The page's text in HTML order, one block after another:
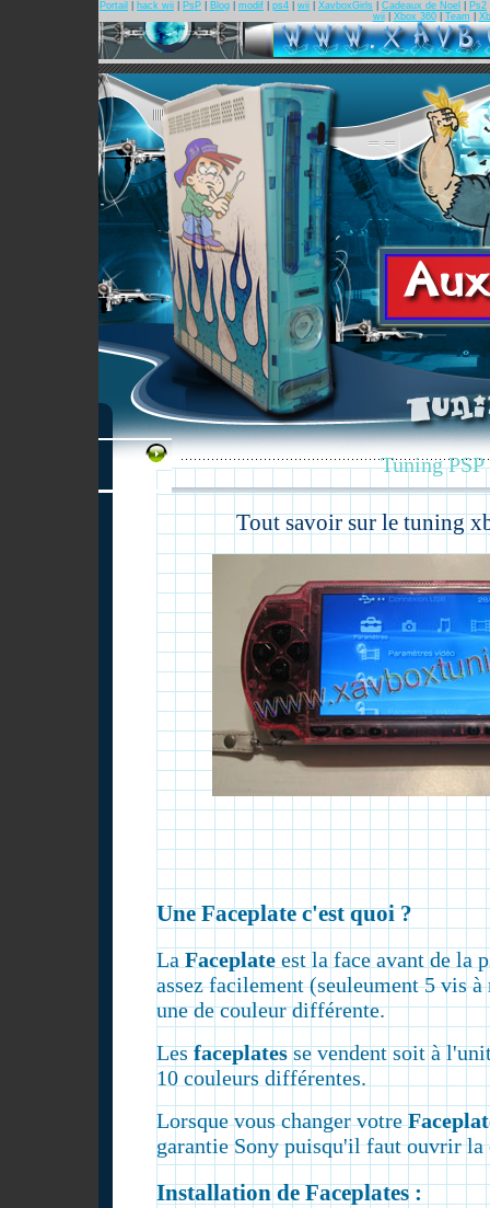
Portail hack wii PsP Blog modif ps4 wii XavboxGirls Cadeaux de Noel Ps2
wii| Xbox 360| Team
Tuning PSP
Tout savoir sur le tuning
Une Faceplate c'est quoi ?
La Faceplate est la face avant de la
assez facilement (seuleument 5 vis
une de couleur différente.
Lesfaceplatesse vendent soit à
10 couleurs différentes.
Lorsque vous changer votre
garantie Sony puisqu'il faut ouvrir la
Installation de Faceplates :